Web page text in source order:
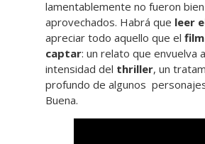
lamentablemente no fueron bien
aprovechados. Habrá que leer
apreciar todo aquello que el
captar: un relato que envuelva
intensidad del thriller, un
profundo de algunos
Buena.